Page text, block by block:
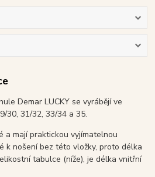
Demar LUCKY se vyrábějí ve
30, 31/32, 33/34 a 35.
a mají praktickou vyjímatelnou
k nošení bez této vložky, proto délka
tabulce (níže), je délka vnitřní